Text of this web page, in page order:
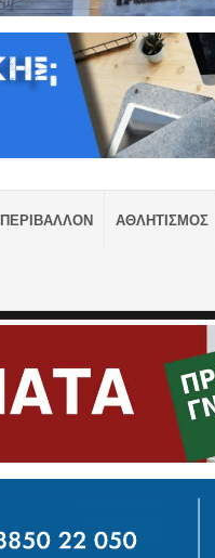
ΠΕΡΙΒΑΛΛΟΝ ΑΘΛΗΤΙΣΜΟΣ